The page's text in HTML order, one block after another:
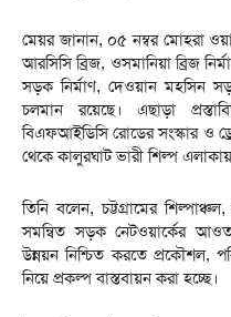
মেয়র জানান, ০৫ নম্বর মোহরা
আরসিসি ব্রিজ, ওসমানিয়া ব্রিজ
সড়ক নির্মাণ, দেওয়ান মহসিন
চলমান রয়েছে। এছাড়া
বিএফআইডিসি রোডের সংস্কার ও
থেকে কালুরঘাট ভারী শিল্প এলাকায়
তিনি বলেন, চট্টগ্রামের
সমন্বিত সড়ক নেটওয়ার্কের
উন্নয়ন নিশ্চিত করতে প্রকৌশল,
নিয়ে প্রকল্প বাস্তবায়ন করা হচ্ছে।